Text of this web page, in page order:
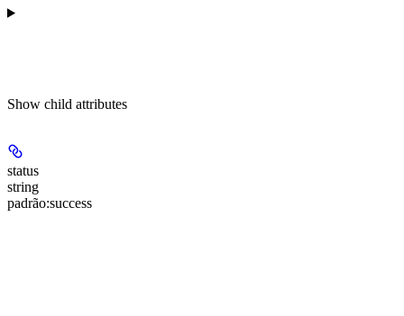
Show child attributes
status
string
padrão:success